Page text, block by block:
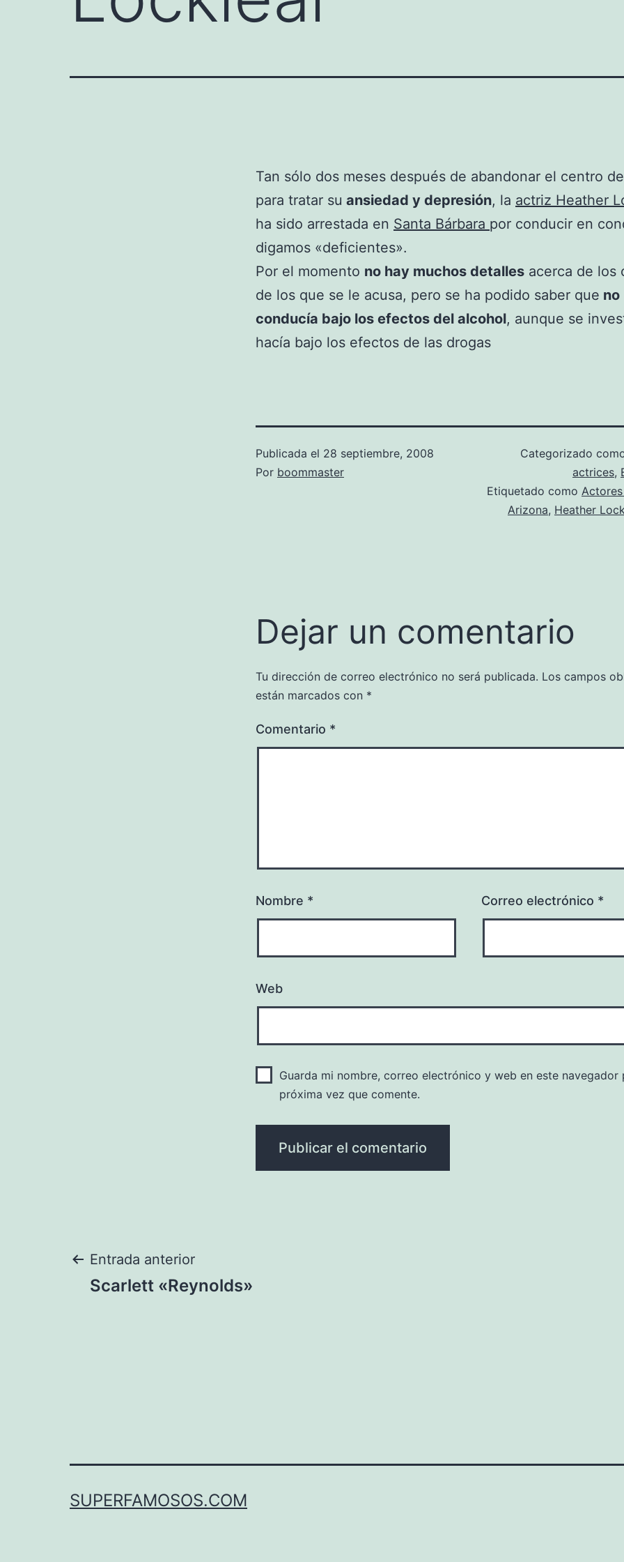
Tan sólo dos meses después de abandonar el centro de
para tratar su ansiedad y depresión, la actriz Heather
ha sido arrestada en Santa Bárbara por conducir en
digamos «deficientes».
Por el momento no hay muchos detalles acerca de los
de los que se le acusa, pero se ha podido saber que no
conducía bajo los efectos del alcohol, aunque se
hacía bajo los efectos de las drogas
Publicada el 28 septiembre, 2008
Por boommaster
Categorizado
actrices,
Etiquetado como
Arizona, Heather
Dejar un comentario
Tu dirección de correo electrónico no será publicada. Los campos
están marcados con *
Comentario *
Nombre * Correo electrónico *
Web
Guarda mi nombre, correo electrónico y web en este navegador
próxima vez que comente.
Navegación
Entrada anterior
Scarlett «Reynolds»
SUPERFAMOSOS.COM